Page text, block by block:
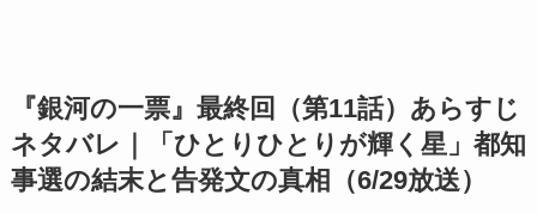
『銀河の一票』最終回（第11話）あらすじ
ネタバレ｜「ひとりひとりが輝く星」都知
事選の結末と告発文の真相（6/29放送）